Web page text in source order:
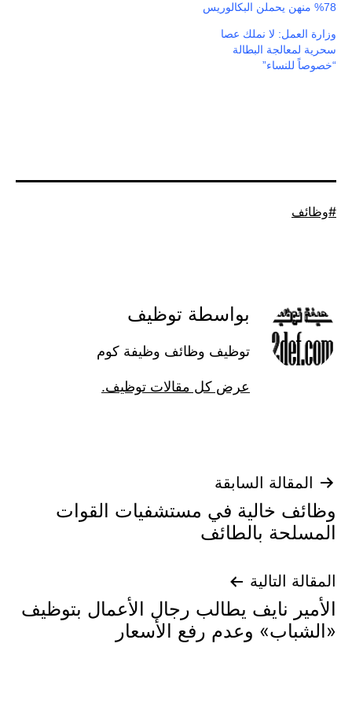
78% منهن يحملن البكالوريس
وزارة العمل: لا نملك عصا
سحرية لمعالجة البطالة
“خصوصاً للنساء”
موسوم
وظائف
بواسطة توظيف
توظيف وظائف وظيفة كوم
عرض كل مقالات توظيف.
تصفّح
المقالات
المقالة السابقة
وظائف خالية في مستشفيات القوات
المسلحة بالطائف
المقالة التالية
الأمير نايف يطالب رجال الأعمال بتوظيف
«الشباب» وعدم رفع الأسعار